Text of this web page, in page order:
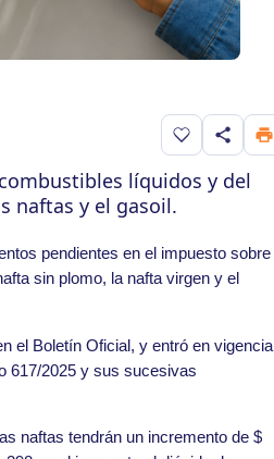
Guardar en
líquidos y del
naftas y el gasoil.
pendientes en el impuesto sobre
sin plomo, la nafta virgen y el
el Boletín Oficial, y entró en vigencia
617/2025 y sus sucesivas
naftas tendrán un incremento de $